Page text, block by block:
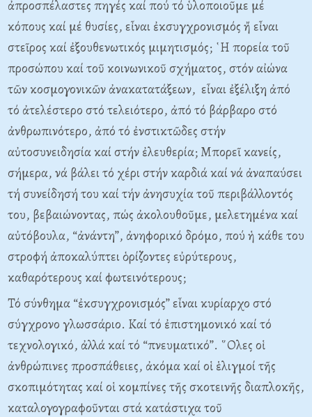
ἀπροσπέλαστες πηγές καί πού τό ὑλοποιοῦμε μέ
κόπους καί μέ θυσίες, εἶναι ἐκσυγχρονισμός ἤ εἶναι
στεῖρος καί ἐξουθενωτικός μιμητισμός; ῾Η πορεία τοῦ
προσώπου καί τοῦ κοινωνικοῦ σχήματος, στόν αἰώνα
τῶν κοσμογονικῶν ἀνακατατάξεων, εἶναι ἐξέλιξη ἀπό
τό ἀτελέστερο στό τελειότερο, ἀπό τό βάρβαρο στό
ἀνθρωπινότερο, ἀπό τό ἐνστικτῶδες στήν
αὐτοσυνειδησία καί στήν ἐλευθερία; Μπορεῖ κανείς,
σήμερα, νά βάλει τό χέρι στήν καρδιά καί νά ἀναπαύσει
τή συνείδησή του καί τήν ἀνησυχία τοῦ περιβάλλοντός
του, βεβαιώνοντας, πώς ἀκολουθοῦμε, μελετημένα καί
αὐτόβουλα, “ἀνάντη”, ἀνηφορικό δρόμο, πού ἡ κάθε του
στροφή ἀποκαλύπτει ὁρίζοντες εὐρύτερους,
καθαρότερους καί φωτεινότερους;
Τό σύνθημα “ἐκσυγχρονισμός” εἶναι κυρίαρχο στό
σύγχρονο γλωσσάριο. Καί τό ἐπιστημονικό καί τό
τεχνολογικό, ἀλλά καί τό “πνευματικό”. ῞Ολες οἱ
ἀνθρώπινες προσπάθειες, ἀκόμα καί οἱ ἑλιγμοί τῆς
σκοπιμότητας καί οἱ κομπίνες τῆς σκοτεινῆς διαπλοκῆς,
καταλογογραφοῦνται στά κατάστιχα τοῦ